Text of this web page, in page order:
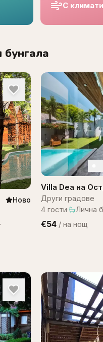
С
Ново
Villa Dea на
Други градове
4 гости· Лична
€54 / на нощ